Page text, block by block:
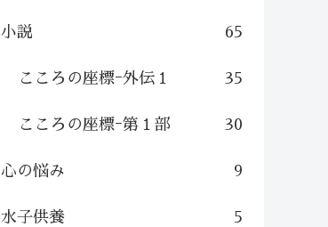
小説 65
こころの座標ｰ外伝１ 35
こころの座標ｰ第１部 30
心の悩み 9
水子供養 5